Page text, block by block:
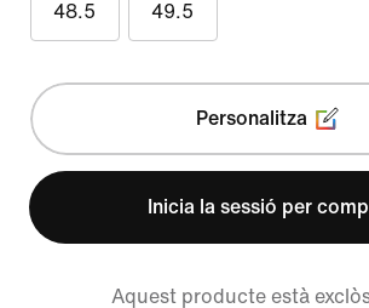
48.5 49.5
Personalitza
Inicia la sessió per
Aquest producte està